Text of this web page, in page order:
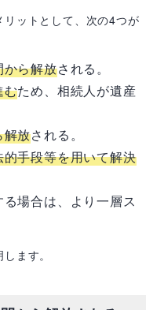
ットとして、次の4つが
から解放される。
むため、相続人が遺産
解放される。
的手段等を用いて解決
場合は、より一層ス
ます。